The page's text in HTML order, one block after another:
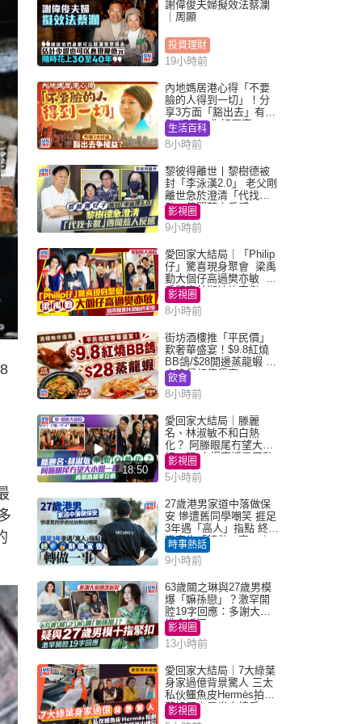
謝偉俊夫婦擬效法蔡瀾
｜周顯
投資理財
19小時前
內地媽居港心得「不要
臉的人得到一切」！分
享3方面「豁出去」有著
數 網民：你好厲害
生活百科
8小時前
黎彼得離世丨黎樹德被
封「李泳漢2.0」 老父剛
離世急於澄清「代找卡
數」傳聞惹人反感
影視圈
9小時前
愛回家大結局｜「Philip
仔」驚喜現身聚會 梁禹
勤大個仔高過樊亦敏 超
乖黐實林淑敏許家傑
影視圈
8小時前
街坊酒樓推「平民價」
歎奢華盛宴！$9.8紅燒
BB鴿/$28開邊蒸龍蝦 3
大晚餐超值優惠
飲食
8小時前
18:50
愛回家大結局｜滕麗
名、林淑敏不和白熱
化？ 阿滕眼尾冇望大小
姐一眼 商場直播零互動
影視圈
5小時前
27歲港男家道中落做保
安 慘遭舊同學嘲笑 捱足
3年遇「高人」指點 終辭
職宣告「轉做一事」｜
Juicy叮
時事熱話
9小時前
63歲關之琳與27歲男模
爆「嫲孫戀」？激罕開
腔19字回應：多謝大家
掛念近況
影視圈
13小時前
愛回家大結局｜7大綠葉
身家過億背景驚人 三太
私伙鱷魚皮Hermès拍劇
蘇姐原來是半山樓后
影視圈